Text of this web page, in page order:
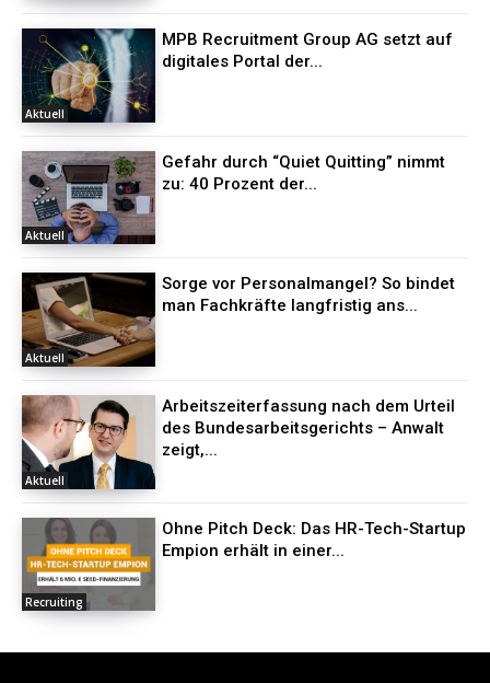
Aktuell
MPB Recruitment Group AG setzt auf
digitales Portal der...
Aktuell
Gefahr durch “Quiet Quitting” nimmt
zu: 40 Prozent der...
Aktuell
Sorge vor Personalmangel? So bindet
man Fachkräfte langfristig ans...
Aktuell
Arbeitszeiterfassung nach dem Urteil
des Bundesarbeitsgerichts – Anwalt
zeigt,...
Recruiting
Ohne Pitch Deck: Das HR-Tech-Startup
Empion erhält in einer...